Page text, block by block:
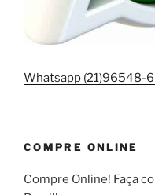
Whatsapp (21)96548-
COMPRE ONLINE
Compre Online! Faça